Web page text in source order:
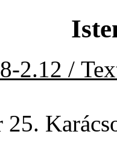
2.12 /
25.